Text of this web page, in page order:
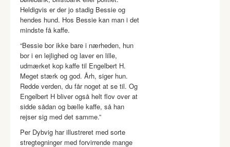
Heldigvis er der jo stadig Bessie og
hendes hund. Hos Bessie kan man i det
mindste få kaffe.
“Bessie bor ikke bare i nærheden, hun
bor i en lejlighed og laver en lille,
udmærket kop kaffe til Engelbert H.
Meget stærk og god. Årh, siger hun.
Redde verden, du får noget at se til. Og
Engelbert H bliver også helt flov over at
sidde sådan og bælle kaffe, så han
rejser sig med det samme.”
Per Dybvig har illustreret med sorte
stregtegninger med forvirrende mange